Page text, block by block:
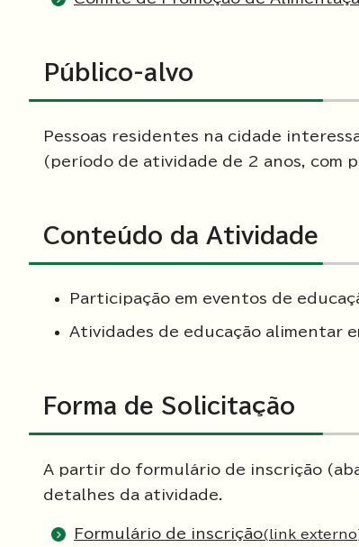
Público-alvo
Pessoas residentes na cidade
(período de atividade de 2 anos, com
Conteúdo da Atividade
Participação em eventos de
Atividades de educação alimentar
Forma de Solicitação
A partir do formulário de inscrição
detalhes da atividade.
Formulário de inscrição(link